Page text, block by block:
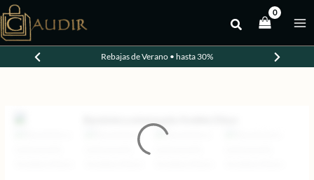
al
contenido
Rebajas de Verano • hasta 30%
-20%